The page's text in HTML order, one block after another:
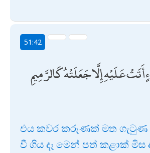
51:42
عَلَيْهِ إِلَّا جَعَلَتْهُ كَالرَّمِيمِ
එය කවර කරුණක් මත ගැටුණ
වී ගිය දෑ මෙන් පත් කළාක් මිස